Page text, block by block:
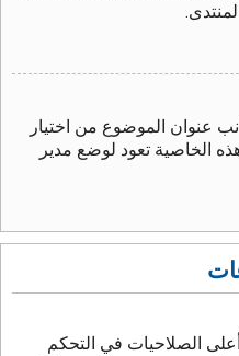
عنوان الموضوع من اختيار
الخاصية تعود لوضع مدير
الصلاحيات في التحكم